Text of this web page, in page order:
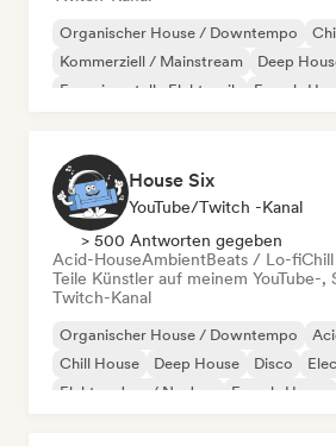
Organischer House / Downtempo
Kommerziell / Mainstream
Deep
Experimentelle Elektronik
French-
House Six
YouTube/Twitch -Kanal
> 500 Antworten gegeben
Acid-HouseAmbientBeats / Lo-fi
Teile Künstler auf meinem YouTube-,
Twitch-Kanal
Organischer House / Downtempo
Chill House
Deep House Disco
Elektro-Jazz / Nu Jazz
French-House